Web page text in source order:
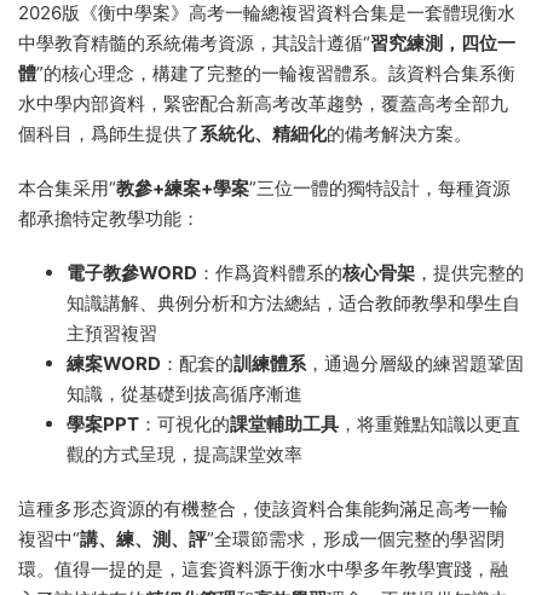
2026版《衡中學案》高考一輪總複習資料合集是一套體現衡水
中學教育精髓的系統備考資源，其設計遵循“習究練測，四位一
體”的核心理念，構建了完整的一輪複習體系。該資料合集系衡
水中學内部資料，緊密配合新高考改革趨勢，覆蓋高考全部九
個科目，爲師生提供了系統化、精細化的備考解決方案。
本合集采用“教參+練案+學案”三位一體的獨特設計，每種資源
都承擔特定教學功能：
電子教參WORD ：作爲資料體系的核心骨架 ，提供完整的
知識講解、典例分析和方法總結，适合教師教學和學生自
主預習複習
練案WORD ：配套的訓練體系，通過分層級的練習題鞏固
知識，從基礎到拔高循序漸進
學案PPT ：可視化的課堂輔助工具 ，将重難點知識以更直
觀的方式呈現，提高課堂效率
這種多形态資源的有機整合，使該資料合集能夠滿足高考一輪
複習中“講、練、測、評”全環節需求，形成一個完整的學習閉
環。值得一提的是，這套資料源于衡水中學多年教學實踐，融